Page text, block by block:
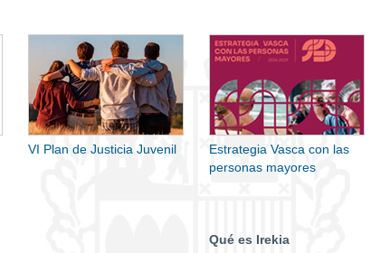
VI Plan de Justicia Juvenil
Estrategia Vasca con las
personas mayores
Qué es Irekia